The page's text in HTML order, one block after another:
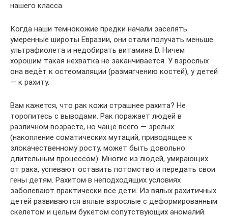
нашего класса.
Когда наши темнокожие предки начали заселять
умеренные широты Евразии, они стали получать меньше
ультрафиолета и недобирать витамина D. Ничем
хорошим такая нехватка не заканчивается. У взрослых
она ведёт к остеомаляции (размягчению костей), у детей
— к рахиту.
Вам кажется, что рак кожи страшнее рахита? Не
торопитесь с выводами. Рак поражает людей в
различном возрасте, но чаще всего — зрелых
(накопление соматических мутаций, приводящее к
злокачественному росту, может быть довольно
длительным процессом). Многие из людей, умирающих
от рака, успевают оставить потомство и передать свои
гены детям. Рахитом в неподходящих условиях
заболевают практически все дети. Из вялых рахитичных
детей развиваются вялые взрослые с деформированным
скелетом и целым букетом сопутствующих аномалий.